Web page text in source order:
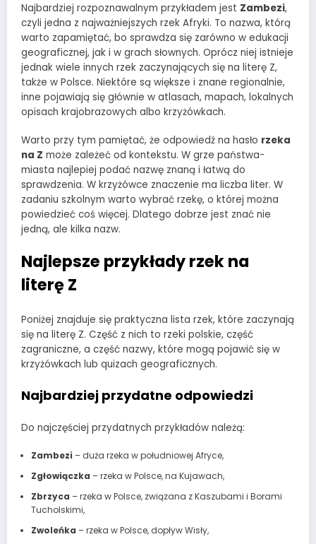
Najbardziej rozpoznawalnym przykładem jest Zambezi,
czyli jedna z najważniejszych rzek Afryki. To nazwa, którą
warto zapamiętać, bo sprawdza się zarówno w edukacji
geograficznej, jak i w grach słownych. Oprócz niej istnieje
jednak wiele innych rzek zaczynających się na literę Z,
także w Polsce. Niektóre są większe i znane regionalnie,
inne pojawiają się głównie w atlasach, mapach, lokalnych
opisach krajobrazowych albo krzyżówkach.
Warto przy tym pamiętać, że odpowiedź na hasło rzeka
na Z może zależeć od kontekstu. W grze państwa-
miasta najlepiej podać nazwę znaną i łatwą do
sprawdzenia. W krzyżówce znaczenie ma liczba liter. W
zadaniu szkolnym warto wybrać rzekę, o której można
powiedzieć coś więcej. Dlatego dobrze jest znać nie
jedną, ale kilka nazw.
Najlepsze przykłady rzek na
literę Z
Poniżej znajduje się praktyczna lista rzek, które zaczynają
się na literę Z. Część z nich to rzeki polskie, część
zagraniczne, a część nazwy, które mogą pojawić się w
krzyżówkach lub quizach geograficznych.
Najbardziej przydatne odpowiedzi
Do najczęściej przydatnych przykładów należą:
Zambezi – duża rzeka w południowej Afryce,
Zgłowiączka – rzeka w Polsce, na Kujawach,
Zbrzyca – rzeka w Polsce, związana z Kaszubami i Borami
Tucholskimi,
Zwoleńka – rzeka w Polsce, dopływ Wisły,